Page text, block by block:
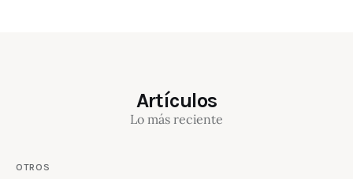
Artículos
Lo más reciente
OTROS